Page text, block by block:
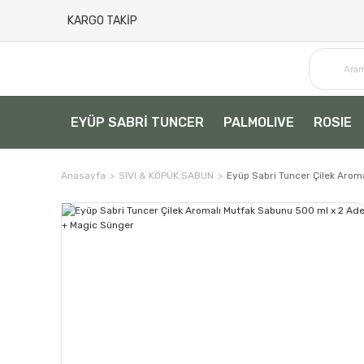
KARGO TAKİP
EYÜP SABRİ TUNCER PALMOLIVE ROSIE
Anasayfa SIVI & KÖPÜK SABUN Eyüp Sabri Tuncer Çilek